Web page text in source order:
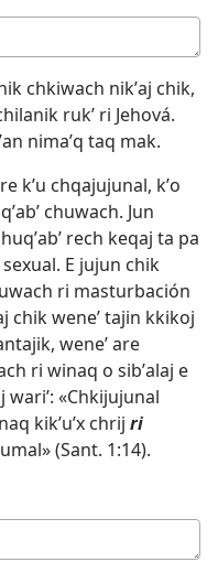
chkiwach nikʼaj chik,
rukʼ ri Jehová.
nimaʼq taq mak.
kʼu chqajujunal, kʼo
chuwach. Jun
rech keqaj ta pa
E jujun chik
ri masturbación
chik weneʼ tajin kkikoj
weneʼ are
ri winaq o sibʼalaj e
wariʼ: «Chkijujunal
kikʼuʼx chrij ri
(Sant. 1:14).